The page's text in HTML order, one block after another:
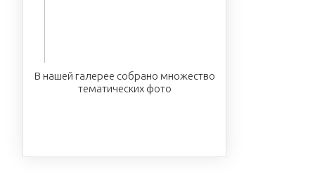
В нашей галерее собрано множество
тематических фото